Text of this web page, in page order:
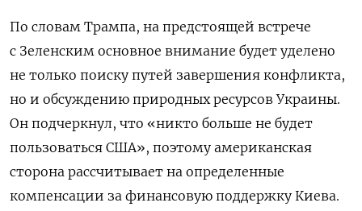
По словам Трампа, на предстоящей встрече
с Зеленским основное внимание будет уделено
не только поиску путей завершения конфликта,
но и обсуждению природных ресурсов Украины.
Он подчеркнул, что «никто больше не будет
пользоваться США», поэтому американская
сторона рассчитывает на определенные
компенсации за финансовую поддержку Киева.